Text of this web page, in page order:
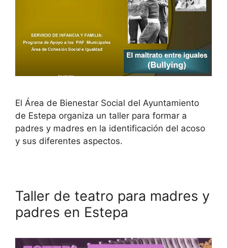
El Área de Bienestar Social del Ayuntamiento
de Estepa organiza un taller para formar a
padres y madres en la identificación del acoso
y sus diferentes aspectos.
Taller de teatro para madres y
padres en Estepa